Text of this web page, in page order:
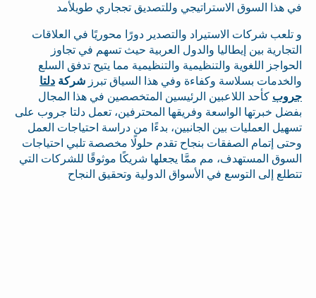
في هذا السوق الاستراتيجي وللتصديق تججاري طويلأمد
و تلعب شركات الاستيراد والتصدير دورًا محوريًا في العلاقات
التجارية بين إيطاليا والدول العربية حيث تسهم في تجاوز
الحواجز اللغوية والتنظيمية والتنظيمية مما يتيح تدفق السلع
والخدمات بسلاسة وكفاءة وفي هذا السياق تبرز شركة دلتا
جروب كأحد اللاعبين الرئيسين المتخصصين في هذا المجال
بفضل خبرتها الواسعة وفريقها المحترفين، تعمل دلتا جروب على
تسهيل العمليات بين الجانبين، بدءًا من دراسة احتياجات العمل
وحتى إتمام الصفقات بنجاح تقدم حلولًا مخصصة تلبي احتياجات
السوق المستهدف، مم ممَّا يجعلها شريكًا موثوقًا للشركات التي
تتطلع إلى التوسع في الأسواق الدولية وتحقيق النجاح